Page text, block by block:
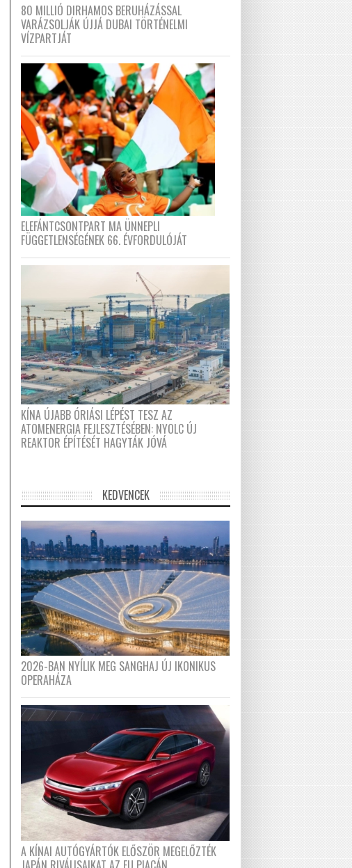
80 MILLIÓ DIRHAMOS BERUHÁZÁSSAL
VARÁZSOLJÁK ÚJJÁ DUBAI TÖRTÉNELMI
VÍZPARTJÁT
ELEFÁNTCSONTPART MA ÜNNEPLI
FÜGGETLENSÉGÉNEK 66. ÉVFORDULÓJÁT
KÍNA ÚJABB ÓRIÁSI LÉPÉST TESZ AZ
ATOMENERGIA FEJLESZTÉSÉBEN: NYOLC ÚJ
REAKTOR ÉPÍTÉSÉT HAGYTÁK JÓVÁ
KEDVENCEK
2026-BAN NYÍLIK MEG SANGHAJ ÚJ IKONIKUS
OPERAHÁZA
A KÍNAI AUTÓGYÁRTÓK ELŐSZÖR MEGELŐZTÉK